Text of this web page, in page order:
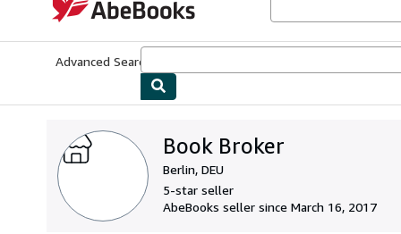
Advanced Search
Book Broker
Berlin, DEU
5-star seller
AbeBooks seller since March 16, 2017